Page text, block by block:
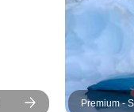
Premium -